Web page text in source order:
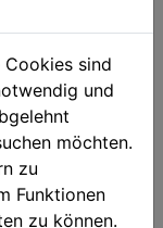
sind
und
möchten.
zu
Funktionen
zu können.